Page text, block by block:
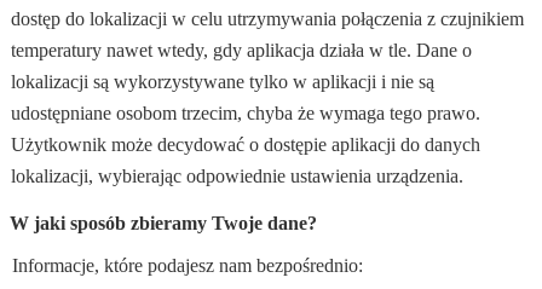
dostęp do lokalizacji w celu utrzymywania połączenia z czujnikiem
temperatury nawet wtedy, gdy aplikacja działa w tle. Dane o
lokalizacji są wykorzystywane tylko w aplikacji i nie są
udostępniane osobom trzecim, chyba że wymaga tego prawo.
Użytkownik może decydować o dostępie aplikacji do danych
lokalizacji, wybierając odpowiednie ustawienia urządzenia.
W jaki sposób zbieramy Twoje dane?
Informacje, które podajesz nam bezpośrednio: